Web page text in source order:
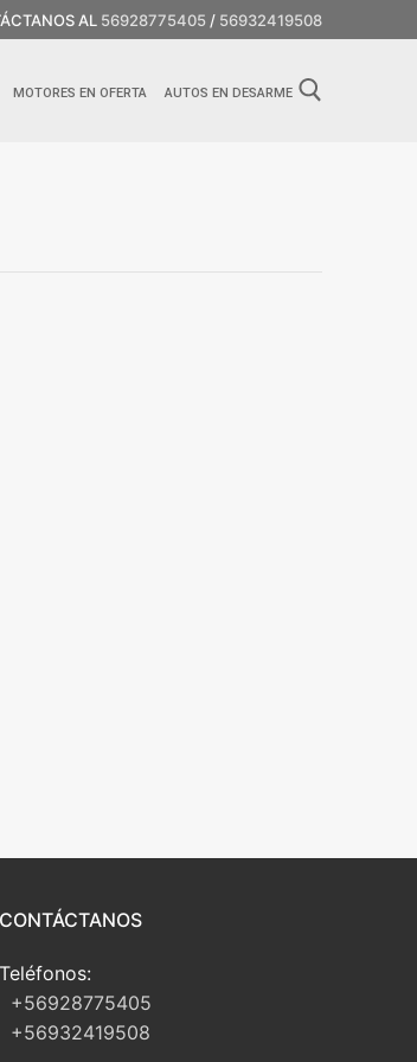
AL 56928775405 / 56932419508
MOTORES EN OFERTA AUTOS EN DESARME
CONTÁCTANOS
Teléfonos:
+56928775405
+56932419508